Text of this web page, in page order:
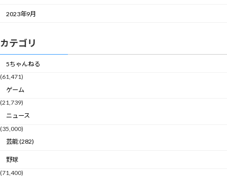
2023年9月
カテゴリ
5ちゃんねる
(61,471)
ゲーム
(21,739)
ニュース
(35,000)
芸能 (282)
野球
(71,400)